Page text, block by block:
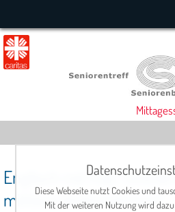
Englisch mit Frau
mittlere Vorkenntnisse)
Diese Webseite nutzt Cookies und
Mit der weiteren Nutzung wird